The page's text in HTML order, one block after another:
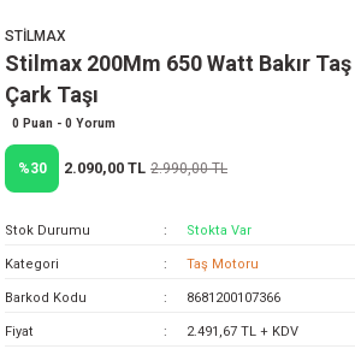
Makinesi
Testereler
Mikser
STİLMAX
Stilmax 200Mm 650 Watt Bakır
Çark Taşı
0 Puan - 0 Yorum
%30 2.090,00 TL 2.990,00 TL
Stok Durumu Stokta Var
Kategori Taş Motoru
Barkod Kodu 8681200107366
Fiyat 2.491,67 TL + KDV